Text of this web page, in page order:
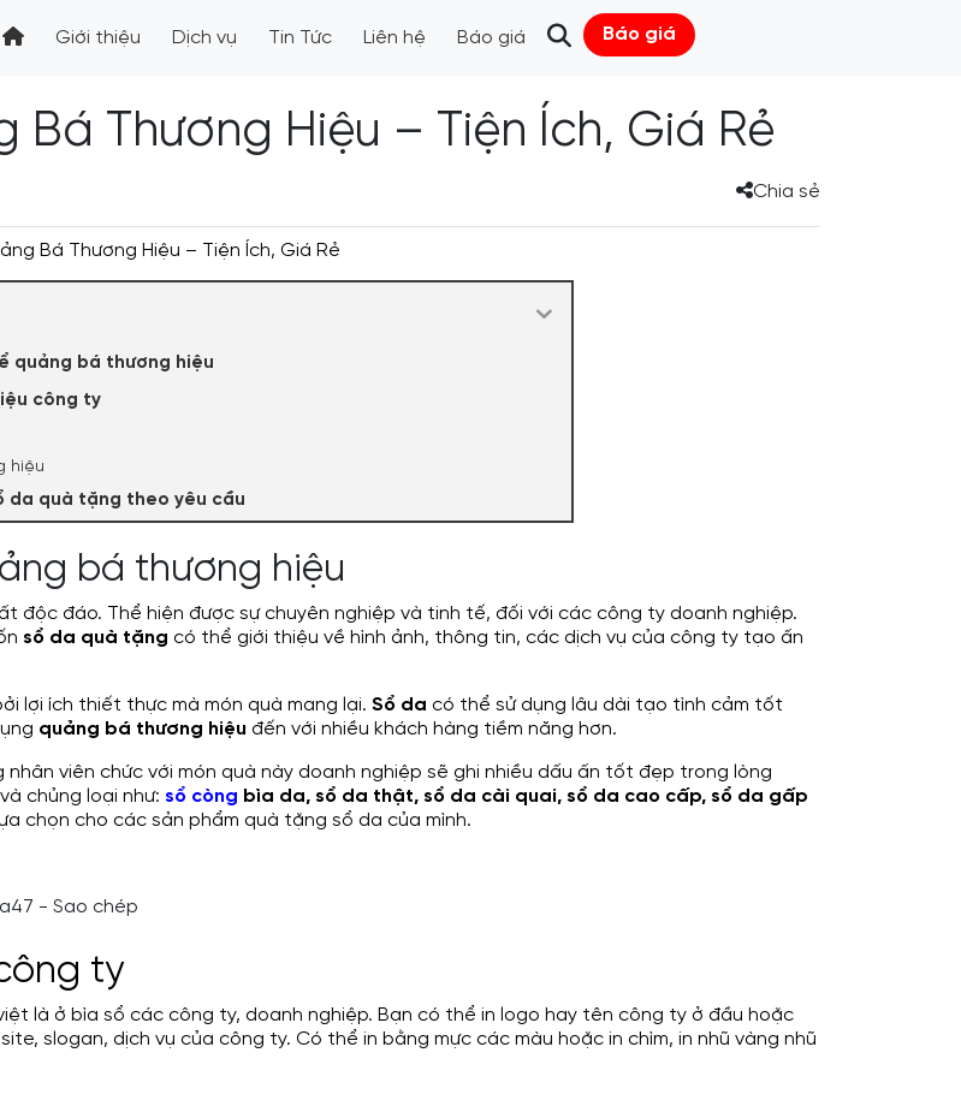
Giới thiệu Dịch vụ Tin Tức Liên hệ Báo giá Báo giá
Thương Hiệu – Tiện Ích, Giá Rẻ
Chia sẻ
Bá Thương Hiệu – Tiện Ích, Giá Rẻ
quảng bá thương hiệu
công ty
hiệu
da quà tặng theo yêu cầu
bá thương hiệu
độc đáo. Thể hiện được sự chuyên nghiệp và tinh tế, đối với các công ty doanh nghiệp.
sổ da quà tặng có thể giới thiệu về hình ảnh, thông tin, các dịch vụ của công ty tạo ấn
lợi ích thiết thực mà món quà mang lại. Sổ da có thể sử dụng lâu dài tạo tình cảm tốt
quảng bá thương hiệu đến với nhiều khách hàng tiềm năng hơn.
viên chức với món quà này doanh nghiệp sẽ ghi nhiều dấu ấn tốt đẹp trong lòng
và chủng loại như: sổ còng bìa da, sổ da thật, sổ da cài quai, sổ da cao cấp, sổ da gấp
chọn cho các sản phẩm quà tặng sổ da của mình.
ty
là ở bìa sổ các công ty, doanh nghiệp. Bạn có thể in logo hay tên công ty ở đầu hoặc
slogan, dịch vụ của công ty. Có thể in bằng mực các màu hoặc in chìm, in nhũ vàng nhũ